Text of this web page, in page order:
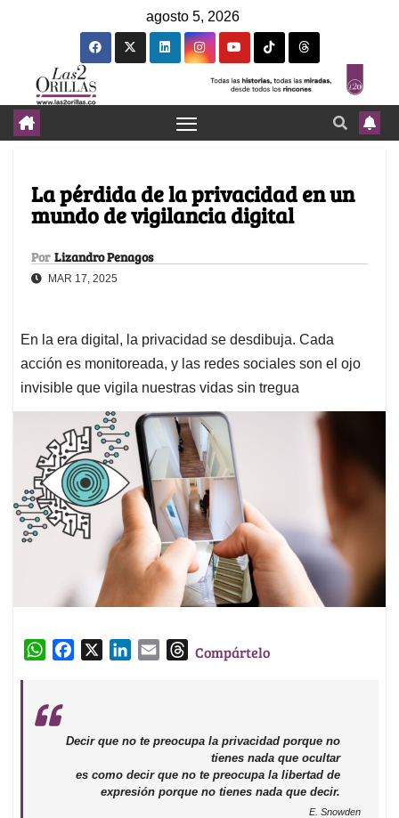
agosto 5, 2026
La pérdida de la privacidad en un
mundo de vigilancia digital
Por Lizandro Penagos
MAR 17, 2025
En la era digital, la privacidad se desdibuja. Cada
acción es monitoreada, y las redes sociales son el ojo
invisible que vigila nuestras vidas sin tregua
W
t
b
o
e
I
n
l
T
a
s
Compártelo
Decir que no te preocupa la privacidad porque no
tienes nada que ocultar
es como decir que no te preocupa la libertad de
expresión porque no tienes nada que decir.
E. Snowden